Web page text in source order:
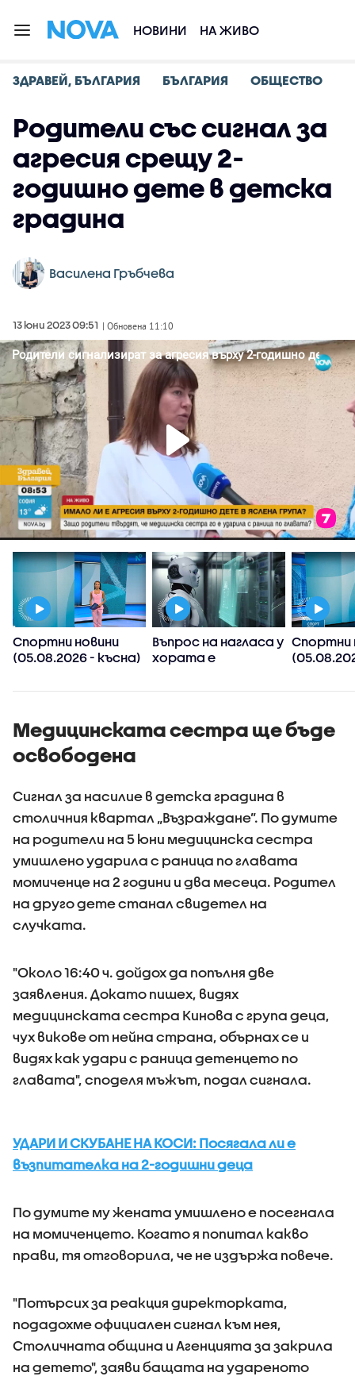
НОВИНИ НА ЖИВО
ЗДРАВЕЙ, БЪЛГАРИЯ БЪЛГАРИЯ ОБЩЕСТВО
Родители със сигнал за
агресия срещу 2-
годишно дете в детска
градина
Василена Гръбчева
13 юни 2023 09:51 | Обновена 11:10
Спортни новини
(05.08.2026 - късна)
Въпрос на нагласа у
хората е
роботи да
смята футуролог
Спортни
Медицинската сестра ще бъде
освободена
Сигнал за насилие в детска градина в
столичния квартал „Възраждане”. По думите
на родители на 5 юни медицинска сестра
умишлено ударила с раница по главата
момиченце на 2 години и два месеца. Родител
на друго дете станал свидетел на
случката.
"Около 16:40 ч. дойдох да попълня две
заявления. Докато пишех, видях
медицинската сестра Кинова с група деца,
чух викове от нейна страна, обърнах се и
видях как удари с раница детенцето по
главата", споделя мъжът, подал сигнала.
УДАРИ И СКУБАНE НА КОСИ: Посягала ли е
възпитателка на 2-годишни деца
По думите му жената умишлено е посегнала
на момиченцето. Когато я попитал какво
прави, тя отговорила, че не издържа повече.
"Потърсих за реакция директорката,
подадохме официален сигнал към нея,
Столичната община и Агенцията за закрила
на детето", заяви бащата на удареното